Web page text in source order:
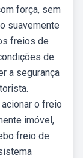
força, sem
suavemente
freios de
de
a segurança
o freio
imóvel,
freio de